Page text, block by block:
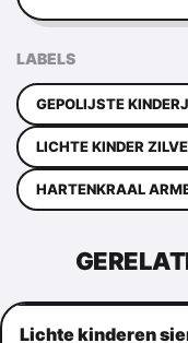
LABELS
GEPOLIJSTE
LICHTE KINDER
HARTENKRAAL
Lichte kinderen